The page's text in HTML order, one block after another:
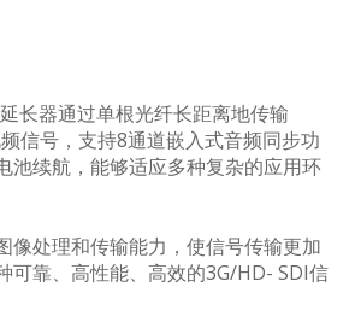
长器通过单根光纤长距离地传输
信号，支持8通道嵌入式音频同步功
池续航，能够适应多种复杂的应用环
像处理和传输能力，使信号传输更加
可靠、高性能、高效的3G/HD- SDI信